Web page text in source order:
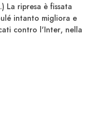
La ripresa è fissata
intanto migliora e
contro l'Inter, nella